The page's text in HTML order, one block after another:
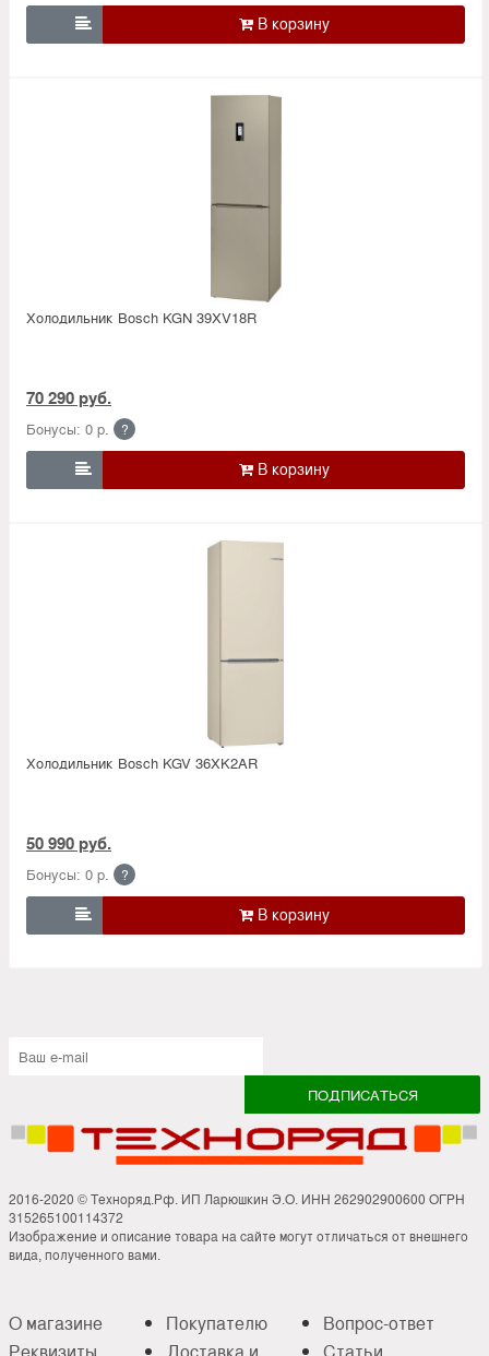

Холодильник Bosсh KGN 39XV18R
70 290 руб.
Бонусы: 0 р. ?

Холодильник Bosсh KGV 36XK2AR
50 990 руб.
Бонусы: 0 р. ?

2016-2020 © Техноряд.Рф. ИП Ларюшкин Э.О. ИНН 262902900600 ОГРН
315265100114372
Изображение и описание товара на сайте могут отличаться от внешнего
вида, полученного вами.
О магазине
Покупателю
Вопрос-ответ